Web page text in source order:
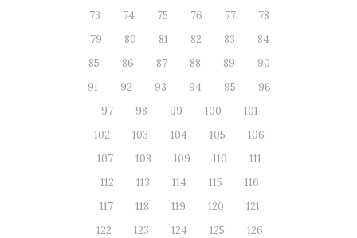
73
74 75 76 77
78
79
80 81 82 83
84
85
86 87 88 89
90
91
92 93 94 95
96
97
98 99 100
101
102
103 104 105
106
107
108 109 110
111
112
113 114 115
116
117
118 119 120
121
122
123 124 125
126